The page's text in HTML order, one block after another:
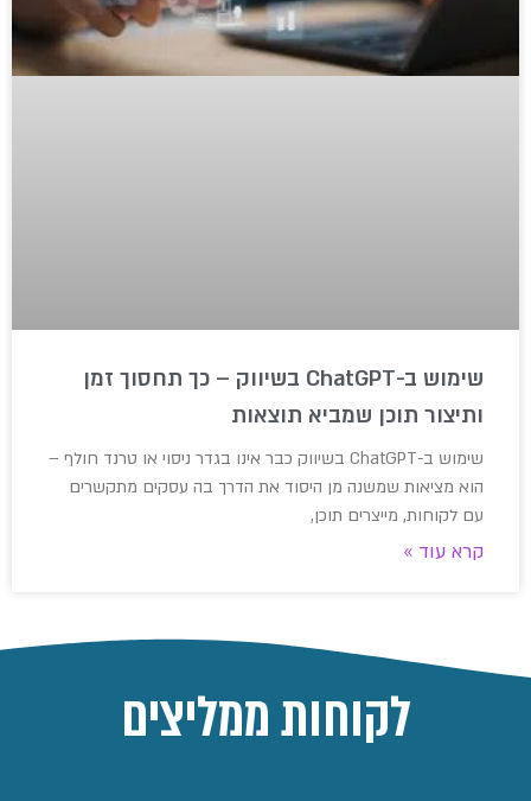
שימוש ב-ChatGPT בשיווק – כך תחסוך זמן
ותיצור תוכן שמביא תוצאות
שימוש ב-ChatGPT בשיווק כבר אינו בגדר ניסוי או טרנד חולף –
הוא מציאות שמשנה מן היסוד את הדרך בה עסקים מתקשרים
עם לקוחות, מייצרים תוכן,
קרא עוד »
לקוחות ממליצים